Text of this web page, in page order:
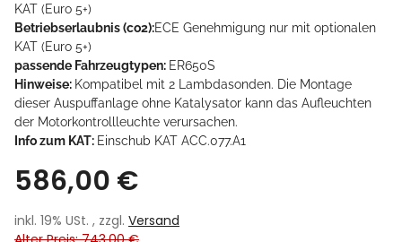
KAT (Euro 5+)
Betriebserlaubnis (co2):ECE Genehmigung nur mit optionalen
KAT (Euro 5+)
passende Fahrzeugtypen: ER650S
Hinweise: Kompatibel mit 2 Lambdasonden. Die Montage
dieser Auspuffanlage ohne Katalysator kann das Aufleuchten
der Motorkontrollleuchte verursachen.
Info zum KAT: Einschub KAT ACC.077.A1
586,00 €
inkl. 19% USt. , zzgl. Versand